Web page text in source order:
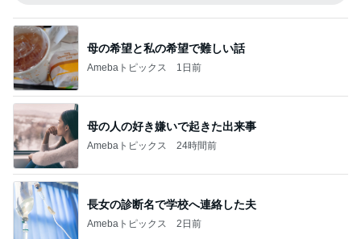
母の希望と私の希望で難しい話
Amebaトピックス 1日前
母の人の好き嫌いで起きた出来事
Amebaトピックス 24時間前
長女の診断名で学校へ連絡した夫
Amebaトピックス 2日前